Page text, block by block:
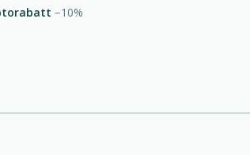
−10%